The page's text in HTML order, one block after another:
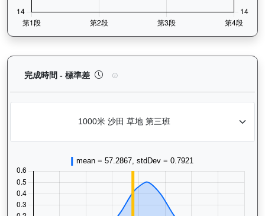
完成時間 - 標準差 嘉應喝彩（H369）— 完成時間標準差